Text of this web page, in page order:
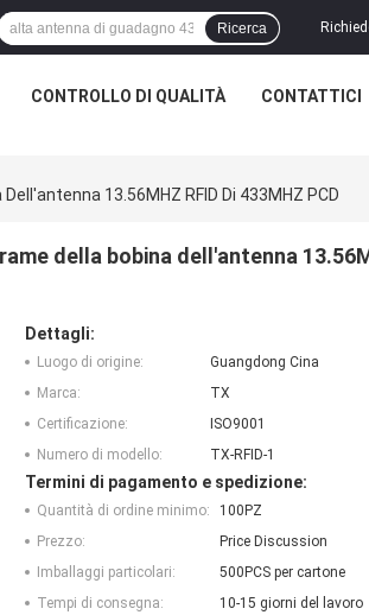
Ricerca
CONTROLLO DI QUALITÀ CONTATTICI
13.56MHZ RFID Di 433MHZ PCD
della bobina dell'antenna
Dettagli:
Luogo di origine:
Guangdong Cina
Marca:
TX
Certificazione:
ISO9001
Numero di modello:
TX-RFID-1
Termini di pagamento e spedizione:
Quantità di ordine minimo:
100PZ
Prezzo:
Price Discussion
Imballaggi particolari:
500PCS per cartone
Tempi di consegna:
10-15 giorni del lavoro